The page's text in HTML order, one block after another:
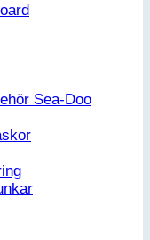
Sea-Doo